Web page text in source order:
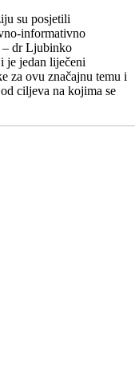
su posjetili
informativno
– dr Ljubinko
je jedan liječeni
za ovu značajnu temu i
ciljeva na kojima se